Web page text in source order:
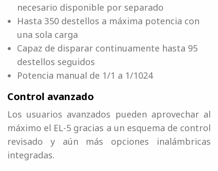
necesario disponible por separado
Hasta 350 destellos a máxima potencia con
una sola carga
Capaz de disparar continuamente hasta 95
destellos seguidos
Potencia manual de 1/1 a 1/1024
Control avanzado
Los usuarios avanzados pueden aprovechar al
máximo el EL-5 gracias a un esquema de control
revisado y aún más opciones inalámbricas
integradas.